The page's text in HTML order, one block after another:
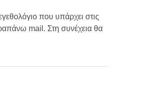
που υπάρχει στις
mail. Στη συνέχεια θα